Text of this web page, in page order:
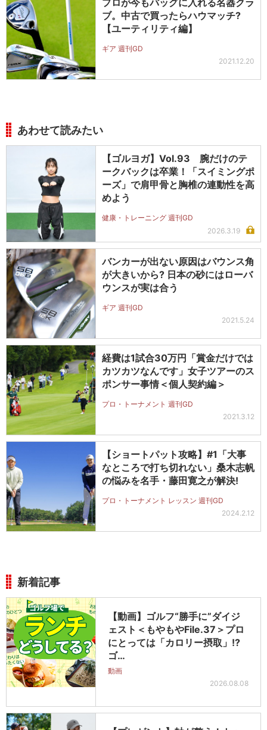
プロが今もバッグに入れる名器クラ
ブ。中古で買ったらハウマッチ?
【ユーティリティ編】
ギア 週刊GD
2021.12.20
あわせて読みたい
【ゴルヨガ】Vol.93 腕だけのテ
ークバックは卒業！「スイミングポ
ーズ」で肩甲骨と胸椎の連動性を高
めよう
健康・トレーニング 週刊GD
2026.3.19
バンカーが出ない原因はバウンス角
が大きいから? 日本の砂にはローバ
ウンスが実は合う
ギア 週刊GD
2021.5.24
経費は1試合30万円「賞金だけでは
カツカツなんです」女子ツアーのス
ポンサー事情＜個人契約編＞
プロ・トーナメント 週刊GD
2021.3.12
【ショートパット攻略】#1「大事
なところで打ち切れない」桑木志帆
の悩みを名手・藤田寛之が解決!
プロ・トーナメント レッスン 週刊GD
2024.2.12
新着記事
【動画】ゴルフ“勝手に”ダイジ
ェスト＜もやもやFile.37＞プロ
にとっては「カロリー摂取」!?
ゴ…
動画
2026.08.08